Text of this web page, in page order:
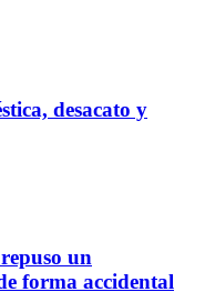
desacato y
un
forma accidental